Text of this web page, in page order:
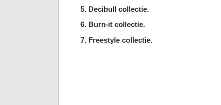
5. Decibull collectie.
6. Burn-it collectie.
7. Freestyle collectie.